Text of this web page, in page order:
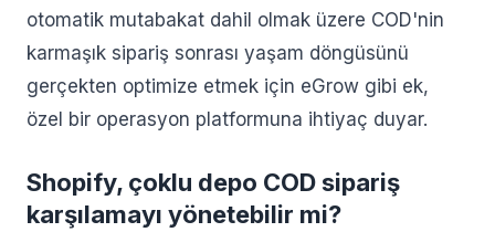
otomatik mutabakat dahil olmak üzere COD'nin
karmaşık sipariş sonrası yaşam döngüsünü
gerçekten optimize etmek için eGrow gibi ek,
özel bir operasyon platformuna ihtiyaç duyar.
Shopify, çoklu depo COD sipariş
karşılamayı yönetebilir mi?